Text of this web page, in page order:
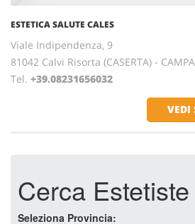
ESTETICA SALUTE CALES
Viale Indipendenza, 9
81042 Calvi Risorta (CASERTA) -
Tel. +39.08231656032
VEDI
Cerca Estetiste
Seleziona Provincia: